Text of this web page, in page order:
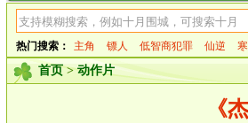
热门搜索： 主角 镖人 低智商犯罪 仙逆
首页>动作片
《